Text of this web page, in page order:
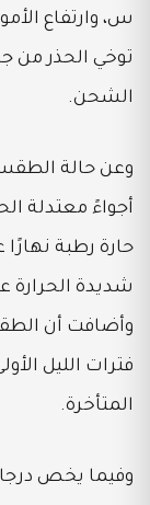
توخي الحذر من
الشحن.
وعن حالة
أجواءً معتدلة
حارة رطبة نهارًا
شديدة الحرارة
وأضافت أن
فترات الليل
المتأخرة.
وفيما يخص